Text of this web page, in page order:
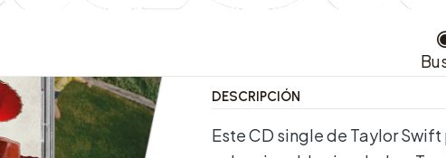
Mostrar stock de
DESCRIPCIÓN
Este CD single de Taylor Swift